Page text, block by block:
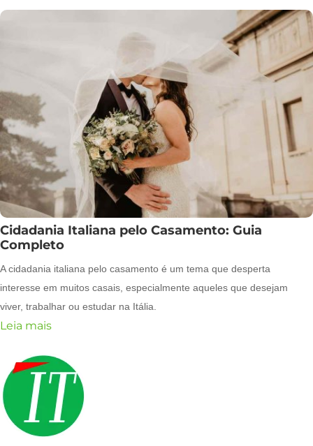
Cidadania Italiana pelo Casamento: Guia
Completo
A cidadania italiana pelo casamento é um tema que desperta
interesse em muitos casais, especialmente aqueles que desejam
viver, trabalhar ou estudar na Itália.
Leia mais